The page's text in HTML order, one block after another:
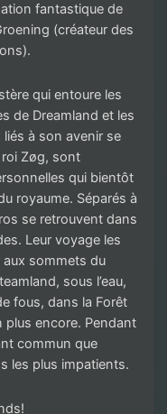
fantastique de
(créateur des
qui entoure les
de Dreamland et les
liés à son avenir se
Zøg, sont
qui bientôt
royaume. Séparés à
se retrouvent dans
Leur voyage les
aux sommets du
sous l’eau,
fous, dans la Forêt
plus encore. Pendant
commun que
les plus impatients.